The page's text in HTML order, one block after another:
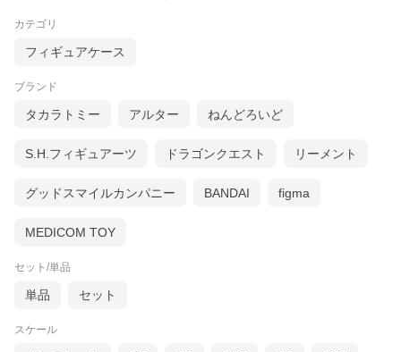
カテゴリ
フィギュアケース
ブランド
タカラトミー アルター ねんどろいど
S.H.フィギュアーツ ドラゴンクエスト リーメント
グッドスマイルカンパニー BANDAI figma
MEDICOM TOY
セット/単品
単品 セット
スケール